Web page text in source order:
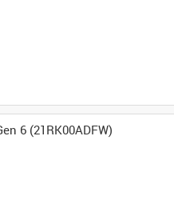
6 (21RK00ADFW)